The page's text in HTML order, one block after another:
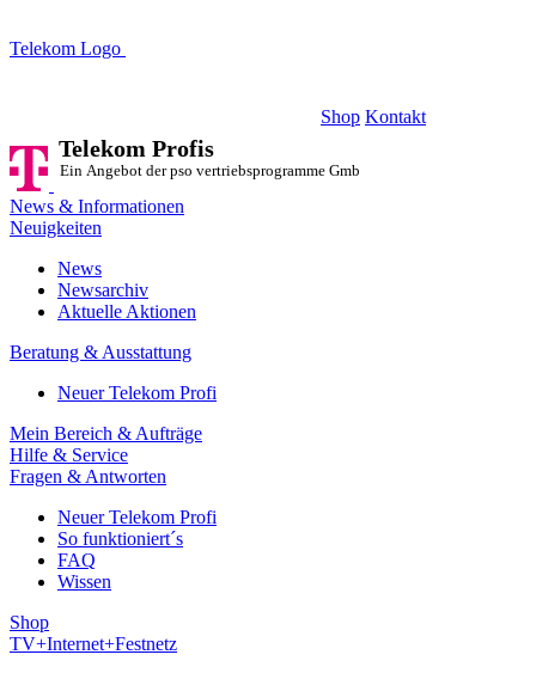
Telekom Logo
Shop Kontakt
Telekom Profis
Ein Angebot der pso vertriebsprogramme GmbH
News & Informationen
Neuigkeiten
News
Newsarchiv
Aktuelle Aktionen
Beratung & Ausstattung
Neuer Telekom Profi
Mein Bereich & Aufträge
Hilfe & Service
Fragen & Antworten
Neuer Telekom Profi
So funktioniert´s
FAQ
Wissen
Shop
TV+Internet+Festnetz